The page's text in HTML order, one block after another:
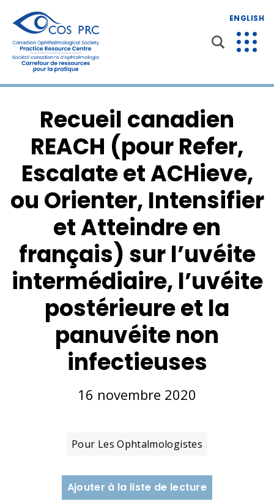
ENGLISH
Recueil canadien
REACH (pour Refer,
Escalate et ACHieve,
ou Orienter, Intensifier
et Atteindre en
français) sur l’uvéite
intermédiaire, l’uvéite
postérieure et la
panuvéite non
infectieuses
16 novembre 2020
Pour Les Ophtalmologistes
Ajouter à la liste de lecture